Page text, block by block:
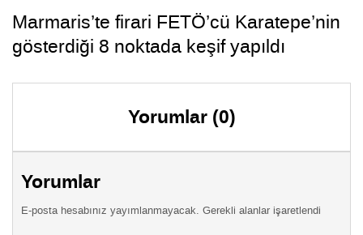
Marmaris’te firari FETÖ’cü Karatepe’nin
gösterdiği 8 noktada keşif yapıldı
Yorumlar (0)
Yorumlar
E-posta hesabınız yayımlanmayacak. Gerekli alanlar işaretlendi